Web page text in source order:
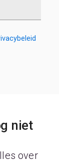
niet
over